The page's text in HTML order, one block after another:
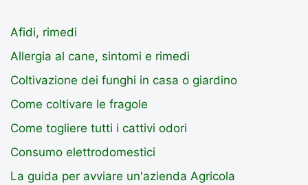
Afidi, rimedi
Allergia al cane, sintomi e rimedi
Coltivazione dei funghi in casa o giardino
Come coltivare le fragole
Come togliere tutti i cattivi odori
Consumo elettrodomestici
La guida per avviare un'azienda Agricola